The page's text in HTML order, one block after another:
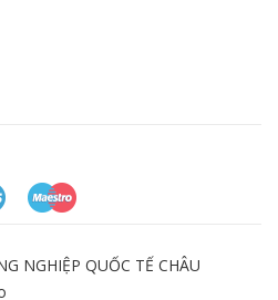
NGHIỆP QUỐC TẾ CHÂU